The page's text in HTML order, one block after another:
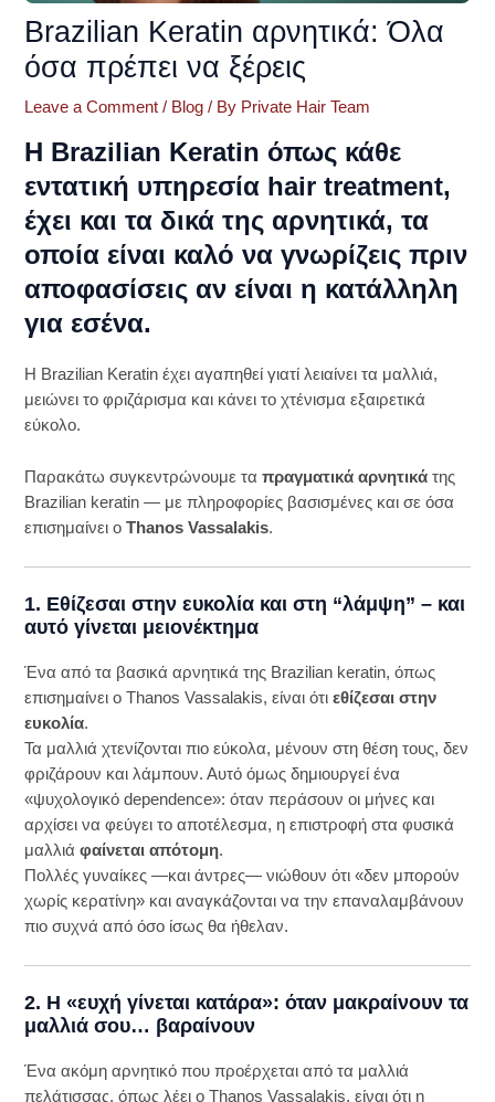
Brazilian Keratin αρνητικά: Όλα
όσα πρέπει να ξέρεις
Leave a Comment / Blog / By Private Hair Team
Η Brazilian Keratin όπως κάθε
εντατική υπηρεσία hair treatment,
έχει και τα δικά της αρνητικά, τα
οποία είναι καλό να γνωρίζεις πριν
αποφασίσεις αν είναι η κατάλληλη
για εσένα.
Η Brazilian Keratin έχει αγαπηθεί γιατί λειαίνει τα μαλλιά,
μειώνει το φριζάρισμα και κάνει το χτένισμα εξαιρετικά
εύκολο.
Παρακάτω συγκεντρώνουμε ταπραγματικά αρνητικά της
Brazilian keratin — με πληροφορίες βασισμένες και σε όσα
επισημαίνει οThanos Vassalakis.
1. Εθίζεσαι στην ευκολία και στη “λάμψη” – και
αυτό γίνεται μειονέκτημα
Ένα από τα βασικά αρνητικά της Brazilian keratin, όπως
επισημαίνει ο Thanos Vassalakis, είναι ότιεθίζεσαι στην
ευκολία.
Τα μαλλιά χτενίζονται πιο εύκολα, μένουν στη θέση τους, δεν
φριζάρουν και λάμπουν. Αυτό όμως δημιουργεί ένα
«ψυχολογικό dependence»: όταν περάσουν οι μήνες και
αρχίσει να φεύγει το αποτέλεσμα, η επιστροφή στα φυσικά
μαλλιάφαίνεται απότομη.
Πολλές γυναίκες —και άντρες— νιώθουν ότι «δεν μπορούν
χωρίς κερατίνη» και αναγκάζονται να την επαναλαμβάνουν
πιο συχνά από όσο ίσως θα ήθελαν.
2. Η «ευχή γίνεται κατάρα»: όταν μακραίνουν τα
μαλλιά σου… βαραίνουν
Ένα ακόμη αρνητικό που προέρχεται από τα μαλλιά
πελάτισσας, όπως λέει ο Thanos Vassalakis, είναι ότι η